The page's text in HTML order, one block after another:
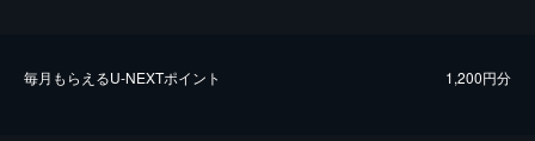
毎⽉もらえるU-NEXTポイント 1,200円分